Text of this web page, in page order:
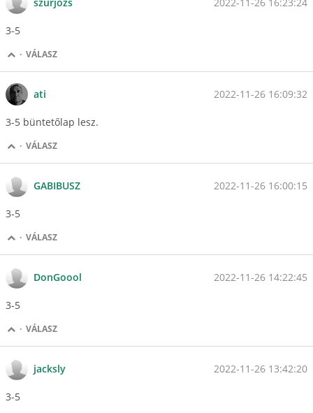
szurjozs
3-5
· VÁLASZ
ati 2022-11-26 16:09:32
3-5 büntetőlap lesz.
· VÁLASZ
GABIBUSZ 2022-11-26 16:00:15
3-5
· VÁLASZ
DonGoool 2022-11-26 14:22:45
3-5
· VÁLASZ
jacksly 2022-11-26 13:42:20
3-5